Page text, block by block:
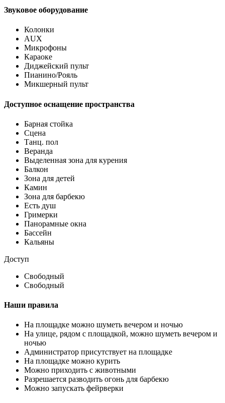
Звуковое оборудование
Колонки
AUX
Микрофоны
Караоке
Диджейский пульт
Пианино/Рояль
Микшерный пульт
Доступное оснащение пространства
Барная стойка
Сцена
Танц. пол
Веранда
Выделенная зона для курения
Балкон
Зона для детей
Камин
Зона для барбекю
Есть душ
Гримерки
Панорамные окна
Бассейн
Кальяны
Доступ
Свободный
Свободный
Наши правила
На площадке можно шуметь вечером и ночью
На улице, рядом с площадкой, можно шуметь вечером и
ночью
Администратор присутствует на площадке
На площадке можно курить
Можно приходить с животными
Разрешается разводить огонь для барбекю
Можно запускать фейрверки